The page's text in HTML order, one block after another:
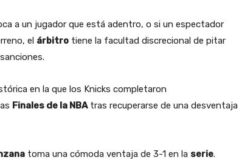
a un jugador que está adentro, o si un espectador
el árbitro tiene la facultad discrecional de pitar
en la que los Knicks completaron
Finales de la NBAtras recuperarse de una desventaja
toma una cómoda ventaja de 3-1 en la serie.